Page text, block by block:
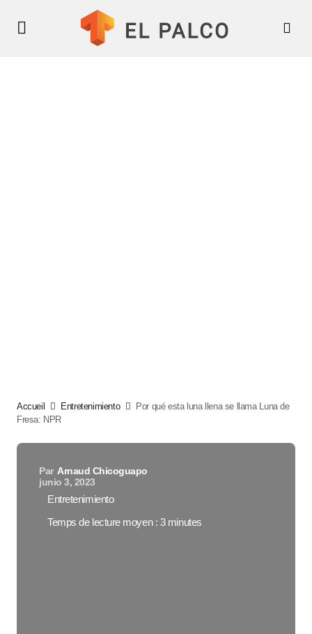
Accueil Entretenimiento
Por qué esta luna llena se llama Luna de
Fresa: NPR
Par Arnaud Chicoguapo
junio 3, 2023
Entretenimiento
Temps de lecture moyen : 3 minutes